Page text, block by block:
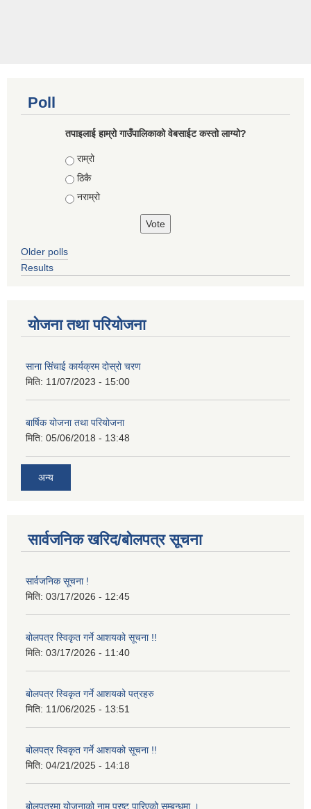
Poll
तपाइलाई हाम्रो गाउँपालिकाको वेबसाईट कस्तो लाग्यो?
Choices
राम्रो
ठिकै
नराम्रो
Older polls
Results
योजना तथा परियोजना
साना सिंचाई कार्यक्रम दोस्रो चरण
मिति: 11/07/2023 - 15:00
बार्षिक योजना तथा परियोजना
मिति: 05/06/2018 - 13:48
अन्य
सार्वजनिक खरिद/बोलपत्र सूचना
सार्वजनिक सूचना !
मिति: 03/17/2026 - 12:45
बोलपत्र स्विकृत गर्ने आशयको सूचना !!
मिति: 03/17/2026 - 11:40
बोलपत्र स्विकृत गर्ने आशयको पत्रहरु
मिति: 11/06/2025 - 13:51
बोलपत्र स्विकृत गर्ने आशयको सूचना !!
मिति: 04/21/2025 - 14:18
बोलपत्रमा योजनाको नाम प्रष्ट पारिएको सम्बन्धमा ।